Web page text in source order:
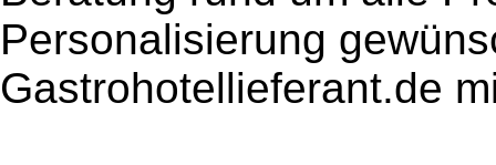
Personalisierung
Gastrohotellieferant.de